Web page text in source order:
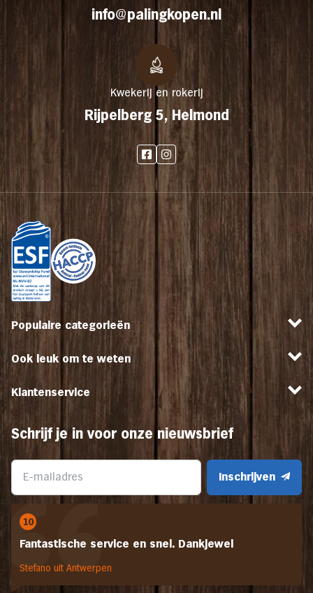
info@palingkopen.nl
Rijpelberg 5, Helmond
Kwekerij en rokerij
Populaire categorieën
Ook leuk om te weten
Klantenservice
Schrijf je in voor onze nieuwsbrief
Inschrijven
10
Fantastische service en snel. Dankjewel
Stefano uit Antwerpen